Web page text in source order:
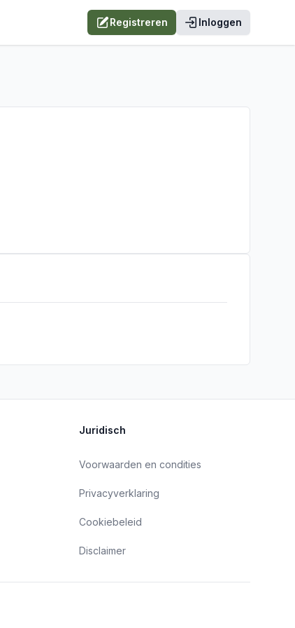
Registreren Inloggen
Juridisch
Voorwaarden en condities
Privacyverklaring
Cookiebeleid
Disclaimer